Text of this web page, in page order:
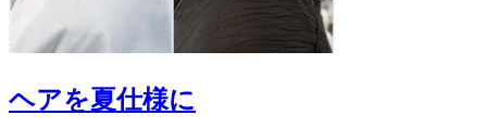
ヘアを夏仕様に